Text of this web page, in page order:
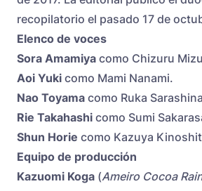
recopilatorio el pasado 17 de
Elenco de voces
Sora Amamiya como Chizuru
Aoi Yuki como Mami Nanami.
Nao Toyama como Ruka
Rie Takahashi como Sumi
Shun Horie como Kazuya
Equipo de producción
Kazuomi Koga (Ameiro Cocoa